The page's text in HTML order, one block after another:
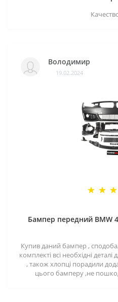
Володимир
19.02.2024
Бампер передний BMW
Купив даний бампер ,
комплекті всі необхідні
, також хлопці порадили
цього бамперу ,не